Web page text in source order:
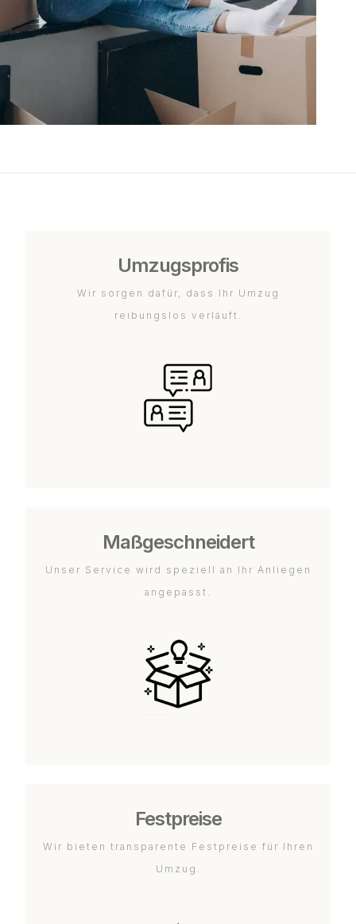
Umzugsprofis
Wir sorgen dafür, dass Ihr Umzug
reibungslos verläuft.
Maßgeschneidert
Unser Service wird speziell an Ihr Anliegen
angepasst.
Festpreise
Wir bieten transparente Festpreise für Ihren
Umzug.